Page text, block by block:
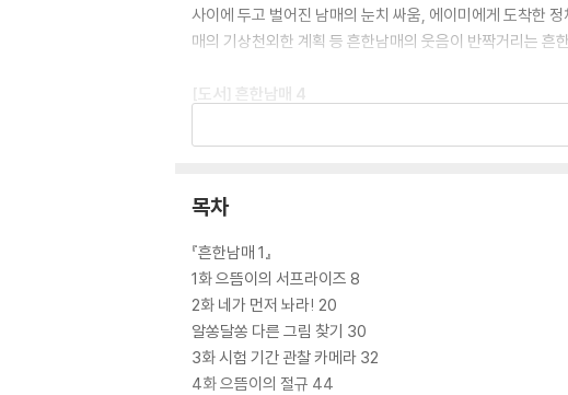
사이에 두고 벌어진 남매의 눈치 싸움, 에이미에게 도착한
매의 기상천외한 계획 등 흔한남매의 웃음이 반짝거리는 흔
[도서] 흔한남매 4
웃음 폭탄 '에피소드'와 깨알 재미 '놀이'의 조합! 어린이의
티격태격 일상은 물론이고, 두근두근 새 학기를 맞이한 남
기’, ‘요리 금손 으뜸이의 시크릿 레시피’ 등 깨알 재미가 가
[도서] 흔한남매 5
웃음 폭탄 '에피소드'와 깨알 재미 '놀이'의 조합!
어린이의 웃음 코드에 맞춰 엄선한 에피소드를 앙증맞고 유
준비한 효도 대작전, 집에서 재밌게 노는 방법, 워터 파크에
간에는 유튜브에서는 만날 수 없었던 ‘완전 감동! 나만의 효
목차
『흔한남매 1』
1화 으뜸이의 서프라이즈 8
2화 네가 먼저 놔라! 20
알쏭달쏭 다른 그림 찾기 30
3화 시험 기간 관찰 카메라 32
4화 으뜸이의 절규 44